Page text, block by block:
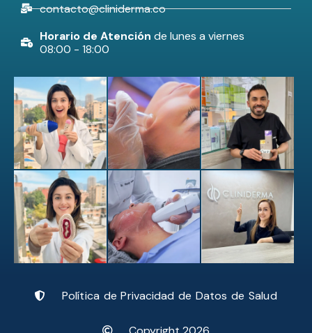
contacto@cliniderma.co
Horario de Atención de lunes a viernes
08:00 - 18:00
Política de Privacidad de Datos de Salud